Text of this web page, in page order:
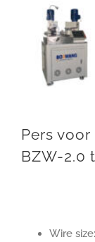
Pers
BZW-2.0
Wire